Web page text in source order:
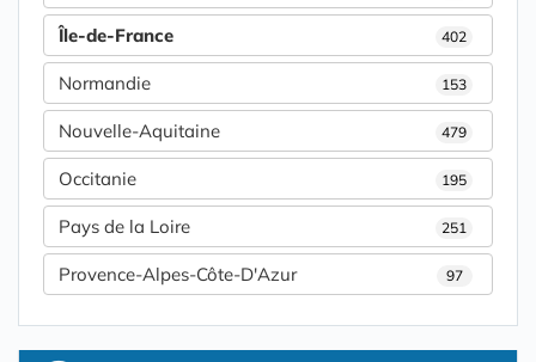
Île-de-France 402
Normandie 153
Nouvelle-Aquitaine 479
Occitanie 195
Pays de la Loire 251
Provence-Alpes-Côte-D'Azur 97